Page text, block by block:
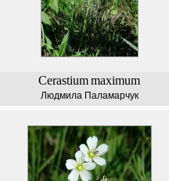
Cerastiummaximum
Людмила Паламарчук